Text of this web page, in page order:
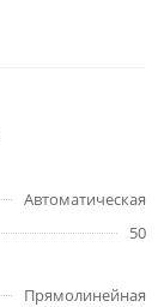
Автоматическая
50
Прямолинейная